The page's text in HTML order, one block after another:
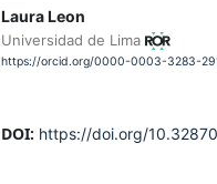
Laura Leon
Universidad de Lima
https://orcid.org/0000-0003-3283-
DOI: https://doi.org/